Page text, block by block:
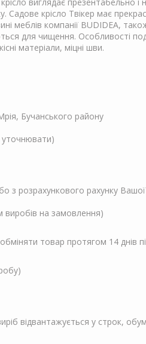
крісло Твікер має
меблів компанії BUDIDEA,
для чищення. Особливості
матеріали, міцні шви.
Бучанського району
уточнювати)
з розрахункового рахунку Вашої
виробів на замовлення)
товар протягом 14 днів
відвантажується у строк,